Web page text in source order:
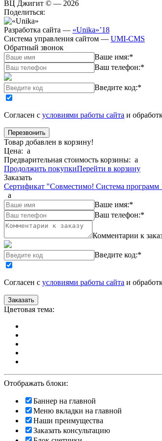
ВЦ Джигит © — 2026
Поделиться:
Разработка сайта — «Unika»’18
Система управления сайтом — UMI-CMS
Обратный звонок
Ваше имя:*
Ваш телефон:*
Введите код:*
Согласен с условиями работы сайта и
Товар добавлен в корзину!
Цена: a
Предварительная стоимость корзины: a
Продолжить покупкиПерейти в корзину
Заказать
Сертификат "Совместимо! Система
a
Ваше имя:*
Ваш телефон:*
Комментарии к
Введите код:*
Согласен с условиями работы сайта и
Цветовая тема:
Отображать блоки:
Баннер на главной
Меню вкладки на главной
Наши преимущества
Заказать консультацию